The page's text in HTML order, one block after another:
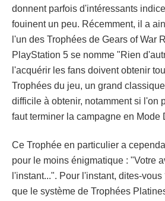
donnent parfois d'intéressants
fouinent un peu. Récemment, il a
l'un des Trophées de Gears of War
PlayStation 5 se nomme "Rien
l'acquérir les fans doivent obtenir
Trophées du jeu, un grand
difficile à obtenir, notamment si l'on
faut terminer la campagne en Mode
Ce Trophée en particulier a
pour le moins énigmatique : "Votre
l'instant...". Pour l'instant, dites-
que le système de Trophées